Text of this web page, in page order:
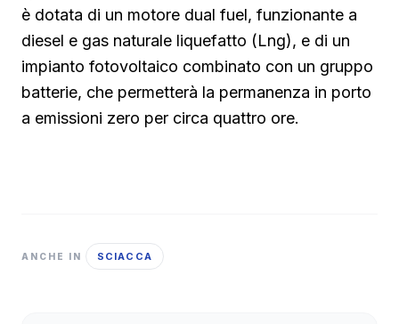
è dotata di un motore dual fuel, funzionante a
diesel e gas naturale liquefatto (Lng), e di un
impianto fotovoltaico combinato con un gruppo
batterie, che permetterà la permanenza in porto
a emissioni zero per circa quattro ore.
ANCHE IN SCIACCA